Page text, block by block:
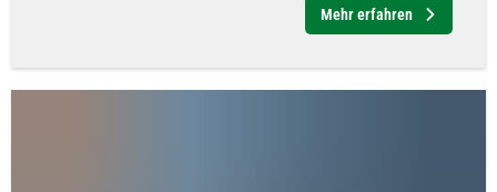
Mehr erfahren